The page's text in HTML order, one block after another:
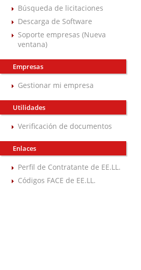
Búsqueda de licitaciones
Descarga de Software
Soporte empresas (Nueva
ventana)
Empresas
Gestionar mi empresa
Utilidades
Verificación de documentos
Enlaces
Perfil de Contratante de EE.LL.
Códigos FACE de EE.LL.